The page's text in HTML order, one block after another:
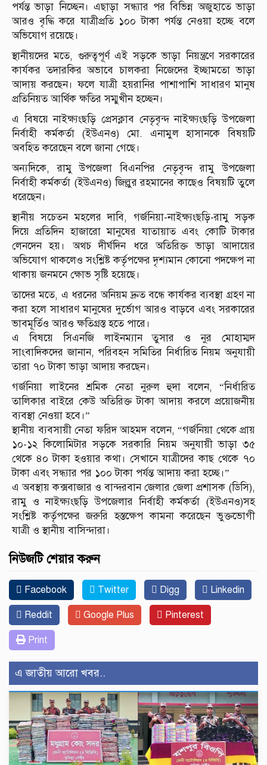
পর্যন্ত ভাড়া নিচ্ছেন। এছাড়া সন্ধ্যার পর বিভিন্ন অজুহাতে ভাড়া
আরও বৃদ্ধি করে যাত্রীপ্রতি ১০০ টাকা পর্যন্ত নেওয়া হচ্ছে বলে
অভিযোগ রয়েছে।
স্থানীয়দের মতে, গুরুত্বপূর্ণ এই সড়কে ভাড়া নিয়ন্ত্রণে সরকারের
কার্যকর তদারকির অভাবে চালকরা নিজেদের ইচ্ছামতো ভাড়া
আদায় করছেন। ফলে যাত্রী হয়রানির পাশাপাশি সাধারণ মানুষ
প্রতিনিয়ত আর্থিক ক্ষতির সম্মুখীন হচ্ছেন।
এ বিষয়ে নাইক্ষ্যংছড়ি প্রেসক্লাব নেতৃবৃন্দ নাইক্ষ্যংছড়ি উপজেলা
নির্বাহী কর্মকর্তা (ইউএনও) মো. এনামুল হাসানকে বিষয়টি
অবহিত করেছেন বলে জানা গেছে।
অন্যদিকে, রামু উপজেলা বিএনপির নেতৃবৃন্দ রামু উপজেলা
নির্বাহী কর্মকর্তা (ইউএনও) জিল্লুর রহমানের কাছেও বিষয়টি তুলে
ধরেছেন।
স্থানীয় সচেতন মহলের দাবি, গর্জনিয়া-নাইক্ষ্যংছড়ি-রামু সড়ক
দিয়ে প্রতিদিন হাজারো মানুষের যাতায়াত এবং কোটি টাকার
লেনদেন হয়। অথচ দীর্ঘদিন ধরে অতিরিক্ত ভাড়া আদায়ের
অভিযোগ থাকলেও সংশ্লিষ্ট কর্তৃপক্ষের দৃশ্যমান কোনো পদক্ষেপ না
থাকায় জনমনে ক্ষোভ সৃষ্টি হয়েছে।
তাদের মতে, এ ধরনের অনিয়ম দ্রুত বন্ধে কার্যকর ব্যবস্থা গ্রহণ না
করা হলে সাধারণ মানুষের দুর্ভোগ আরও বাড়বে এবং সরকারের
ভাবমূর্তিও আরও ক্ষতিগ্রস্ত হতে পারে।
এ বিষয়ে সিএনজি লাইনম্যান তুসার ও নুর মোহাম্মদ
সাংবাদিকদের জানান, পরিবহন সমিতির নির্ধারিত নিয়ম অনুযায়ী
তারা ৭০ টাকা ভাড়া আদায় করছেন।
গর্জনিয়া লাইনের শ্রমিক নেতা নুরুল হুদা বলেন, “নির্ধারিত
তালিকার বাইরে কেউ অতিরিক্ত টাকা আদায় করলে প্রয়োজনীয়
ব্যবস্থা নেওয়া হবে।”
স্থানীয় ব্যবসায়ী নেতা ফরিদ আহমদ বলেন, “গর্জনিয়া থেকে প্রায়
১০-১২ কিলোমিটার সড়কে সরকারি নিয়ম অনুযায়ী ভাড়া ৩৫
থেকে ৪০ টাকা হওয়ার কথা। সেখানে যাত্রীদের কাছ থেকে ৭০
টাকা এবং সন্ধ্যার পর ১০০ টাকা পর্যন্ত আদায় করা হচ্ছে।”
এ অবস্থায় কক্সবাজার ও বান্দরবান জেলার জেলা প্রশাসক (ডিসি),
রামু ও নাইক্ষ্যংছড়ি উপজেলার নির্বাহী কর্মকর্তা (ইউএনও)সহ
সংশ্লিষ্ট কর্তৃপক্ষের জরুরি হস্তক্ষেপ কামনা করেছেন ভুক্তভোগী
যাত্রী ও স্থানীয় বাসিন্দারা।
নিউজটি শেয়ার করুন
Facebook Twitter Digg Linkedin
Reddit Google Plus Pinterest
Print
এ জাতীয় আরো খবর..